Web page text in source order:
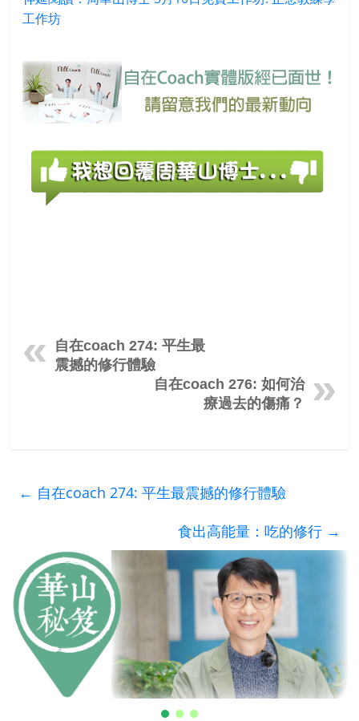
工作坊
自在coach 274: 平生最
震撼的修行體驗
自在coach 276: 如何治
療過去的傷痛？
← 自在coach 274: 平生最震撼的修行體驗
食出高能量：吃的修行 →